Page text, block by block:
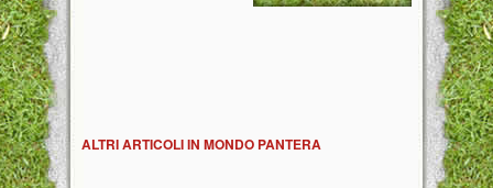
ALTRI ARTICOLI IN MONDO PANTERA